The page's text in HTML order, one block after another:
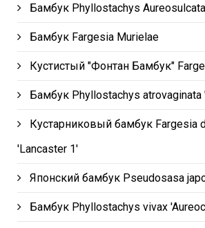
Бамбук Phyllostachys Aureosulcata
Бамбук Fargesia Murielae
Кустистый "Фонтан Бамбук"
Бамбук Phyllostachys atrovaginata
Кустарниковый бамбук Fargesia
'Lancaster 1'
Японский бамбук Pseudosasa
Бамбук Phyllostachys vivax